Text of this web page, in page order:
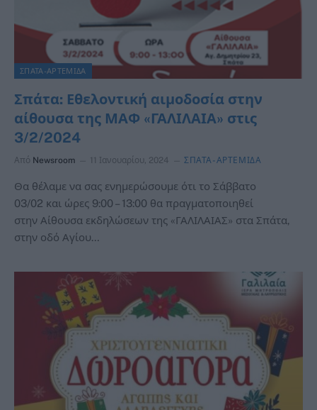
ΣΠΑΤΑ-ΑΡΤΕΜΙΔΑ
Σπάτα: Εθελοντική αιμοδοσία στην
αίθουσα της ΜΑΦ «ΓΑΛΙΛΑΙΑ» στις
3/2/2024
Από Newsroom 11 Ιανουαρίου, 2024 ΣΠΑΤΑ-ΑΡΤΕΜΙΔΑ
Θα θέλαμε να σας ενημερώσουμε ότι το Σάββατο
03/02 και ώρες 9:00 – 13:00 θα πραγματοποιηθεί
στην Αίθουσα εκδηλώσεων της «ΓΑΛΙΛΑΙΑΣ» στα Σπάτα,
στην οδό Αγίου…